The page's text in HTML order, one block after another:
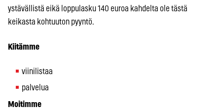
ystävällistä eikä loppulasku 140 euroa kahdelta ole tästä
keikasta kohtuuton pyyntö.
Kiitämme
viinilistaa
palvelua
Moitimme